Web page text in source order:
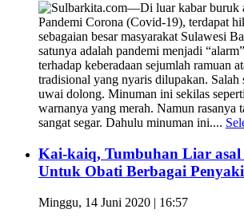
Sulbarkita.com—Di luar kabar buruk
Pandemi Corona (Covid-19), terdapat
sebagaian besar masyarakat Sulawesi
satunya adalah pandemi menjadi
terhadap keberadaan sejumlah ramuan
tradisional yang nyaris dilupakan. Salah
uwai dolong. Minuman ini sekilas
warnanya yang merah. Namun rasanya
sangat segar. Dahulu minuman ini....
Kai-kaiq, Tumbuhan Liar
Untuk Obati Berbagai
Minggu, 14 Juni 2020 | 16:57